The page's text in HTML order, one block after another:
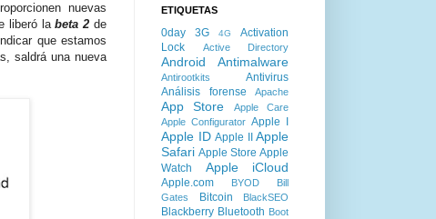
nuevas
liberó la beta 2 de
que estamos
saldrá una nueva
ETIQUETAS
0day 3G 4G
Activation
Lock
Active Directory
Android Antimalware
Antirootkits
Antivirus
Análisis forense
Apache
App Store
Apple Care
Apple Configurator Apple I
Apple ID Apple II
Apple
Safari Apple Store Apple
Watch
Apple iCloud
Apple.com BYOD
Bill
Gates
Bitcoin BlackSEO
Blackberry Bluetooth Boot